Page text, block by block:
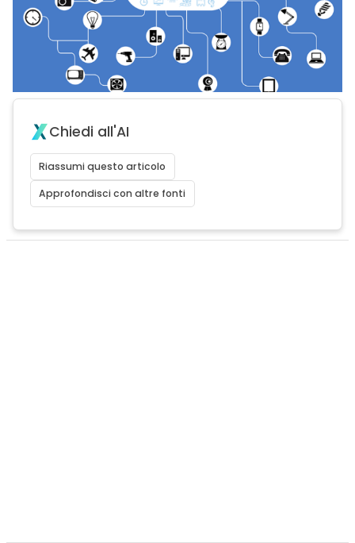
Chiedi all'AI
Riassumi questo articolo
Approfondisci con altre fonti